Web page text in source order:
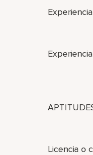
Licencia o